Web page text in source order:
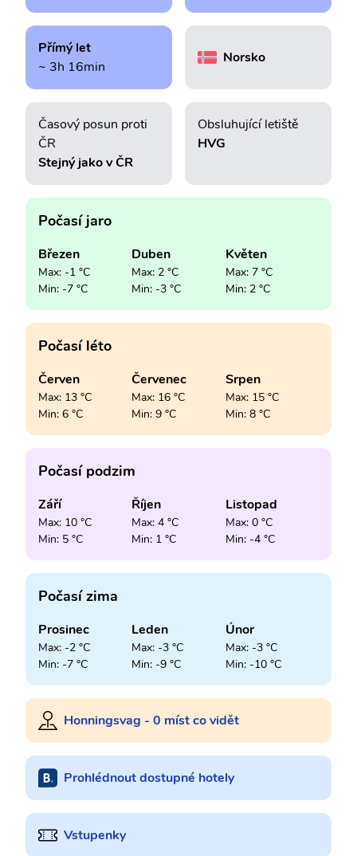
Přímý let
~ 3h 16min
Norsko
Časový posun proti
ČR
Stejný jako v ČR
Obsluhující letiště
HVG
Počasí jaro
Březen
Max: -1 °C
Min: -7 °C
Duben
Max: 2 °C
Min: -3 °C
Květen
Max: 7 °C
Min: 2 °C
Počasí léto
Červen
Max: 13 °C
Min: 6 °C
Červenec
Max: 16 °C
Min: 9 °C
Srpen
Max: 15 °C
Min: 8 °C
Počasí podzim
Září
Max: 10 °C
Min: 5 °C
Říjen
Max: 4 °C
Min: 1 °C
Listopad
Max: 0 °C
Min: -4 °C
Počasí zima
Prosinec
Max: -2 °C
Min: -7 °C
Leden
Max: -3 °C
Min: -9 °C
Únor
Max: -3 °C
Min: -10 °C
Honningsvag - 0 míst co vidět
Prohlédnout dostupné hotely
Vstupenky